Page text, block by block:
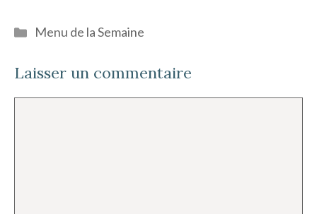
Catégories
Menu de la Semaine
Laisser un commentaire